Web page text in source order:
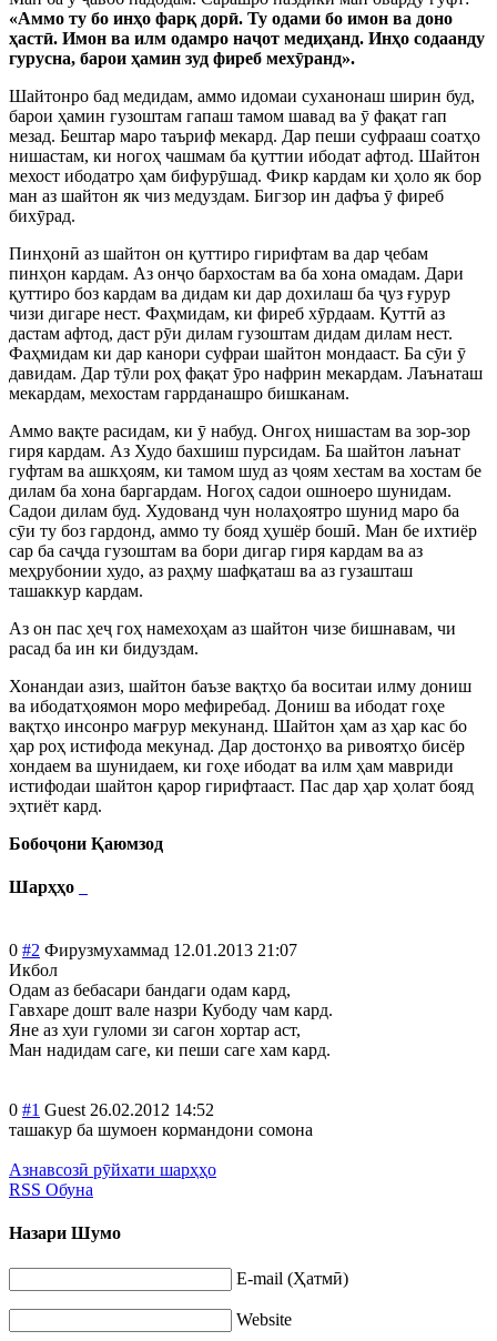
«Аммо ту бо инҳо фарқ дорӣ. Ту одами бо имон ва доно
ҳастӣ. Имон ва илм одамро наҷот медиҳанд. Инҳо содаанду
гурусна, барои ҳамин зуд фиреб мехӯранд».
Шайтонро бад медидам, аммо идомаи суханонаш ширин буд,
барои ҳамин гузоштам гапаш тамом шавад ва ӯ фақат гап
мезад. Бештар маро таъриф мекард. Дар пеши суфрааш соатҳо
нишастам, ки ногоҳ чашмам ба қуттии ибодат афтод. Шайтон
мехост ибодатро ҳам бифурӯшад. Фикр кардам ки ҳоло як бор
ман аз шайтон як чиз медуздам. Бигзор ин дафъа ӯ фиреб
бихӯрад.
Пинҳонӣ аз шайтон он қуттиро гирифтам ва дар ҷебам
пинҳон кардам. Аз онҷо бархостам ва ба хона омадам. Дари
қуттиро боз кардам ва дидам ки дар дохилаш ба ҷуз ғурур
чизи дигаре нест. Фаҳмидам, ки фиреб хӯрдаам. Қуттӣ аз
дастам афтод, даст рӯи дилам гузоштам дидам дилам нест.
Фаҳмидам ки дар канори суфраи шайтон мондааст. Ба сӯи ӯ
давидам. Дар тӯли роҳ фақат ӯро нафрин мекардам. Лаънаташ
мекардам, мехостам гаррданашро бишканам.
Аммо вақте расидам, ки ӯ набуд. Онгоҳ нишастам ва зор-зор
гиря кардам. Аз Худо бахшиш пурсидам. Ба шайтон лаънат
гуфтам ва ашкҳоям, ки тамом шуд аз ҷоям хестам ва хостам бе
дилам ба хона баргардам. Ногоҳ садои ошноеро шунидам.
Садои дилам буд. Худованд чун нолаҳоятро шунид маро ба
сӯи ту боз гардонд, аммо ту бояд ҳушёр бошӣ. Ман бе ихтиёр
сар ба саҷда гузоштам ва бори дигар гиря кардам ва аз
меҳрубонии худо, аз раҳму шафқаташ ва аз гузашташ
ташаккур кардам.
Аз он пас ҳеҷ гоҳ намехоҳам аз шайтон чизе бишнавам, чи
расад ба ин ки бидуздам.
Хонандаи азиз, шайтон баъзе вақтҳо ба воситаи илму дониш
ва ибодатҳоямон моро мефиребад. Дониш ва ибодат гоҳе
вақтҳо инсонро мағрур мекунанд. Шайтон ҳам аз ҳар кас бо
ҳар роҳ истифода мекунад. Дар достонҳо ва ривоятҳо бисёр
хондаем ва шунидаем, ки гоҳе ибодат ва илм ҳам мавриди
истифодаи шайтон қарор гирифтааст. Пас дар ҳар ҳолат бояд
эҳтиёт кард.
Бобоҷони Қаюмзод
Шарҳҳо
0 #2 Фирузмухаммад 12.01.2013 21:07
Икбол
Одам аз бебасари бандаги одам кард,
Гавхаре дошт вале назри Кубоду чам кард.
Яне аз хуи гуломи зи сагон хортар аст,
Ман надидам саге, ки пеши саге хам кард.
0 #1 Guest 26.02.2012 14:52
ташакур ба шумоен кормандони сомона
Азнавсозӣ рӯйхати шарҳҳо
RSS Обуна
Назари Шумо
E-mail (Ҳатмӣ)
Website